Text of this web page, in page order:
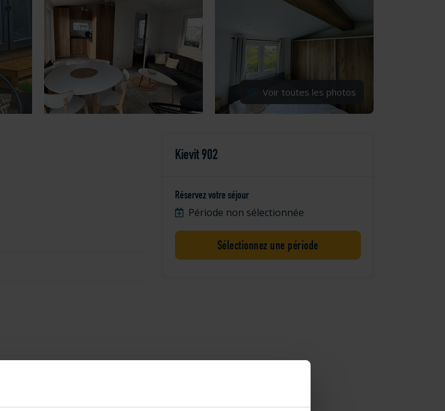
Voir toutes les photos
Kievit 902
Réservez votre séjour
Période non sélectionnée
Sélectionnez une période